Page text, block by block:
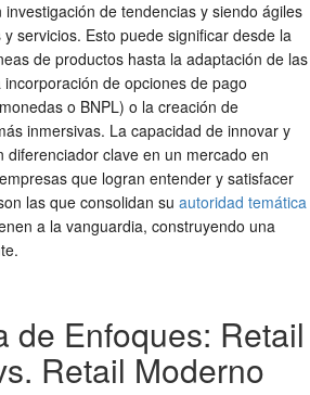
de tendencias y siendo ágiles
servicios. Esto puede significar desde la
de productos hasta la adaptación de las
de opciones de pago
o BNPL) o la creación de
inmersivas. La capacidad de innovar y
diferenciador clave en un mercado en
que logran entender y satisfacer
las que consolidan su autoridad temática
a la vanguardia, construyendo una
de Enfoques: Retail
Retail Moderno